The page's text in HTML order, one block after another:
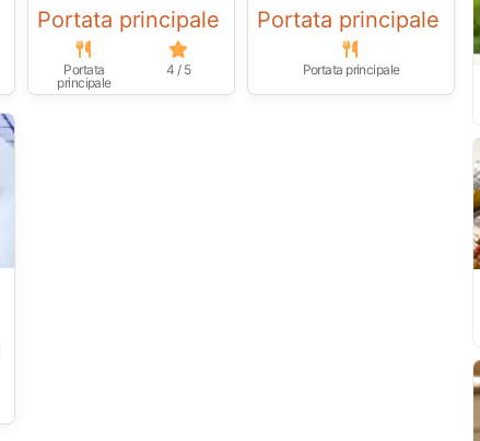
Portata principale
Portata
principale
4 / 5
Portata principale
Portata principale